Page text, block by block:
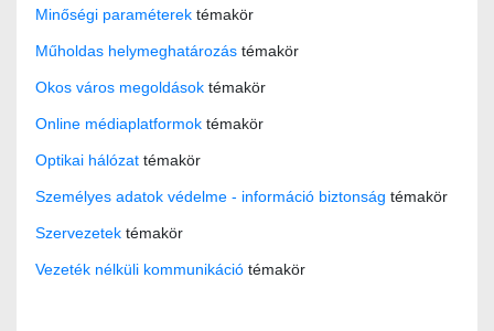
Minőségi paraméterek témakör
Műholdas helymeghatározás témakör
Okos város megoldások témakör
Online médiaplatformok témakör
Optikai hálózat témakör
Személyes adatok védelme - információ biztonság témakör
Szervezetek témakör
Vezeték nélküli kommunikáció témakör